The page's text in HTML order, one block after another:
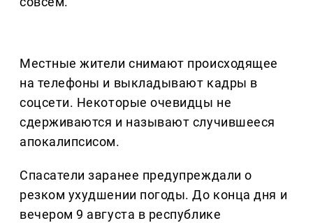
Местные жители снимают происходящее
на телефоны и выкладывают кадры в
соцсети. Некоторые очевидцы не
сдерживаются и называют случившееся
апокалипсисом.
Спасатели заранее предупреждали о
резком ухудшении погоды. До конца дня и
вечером 9 августа в республике